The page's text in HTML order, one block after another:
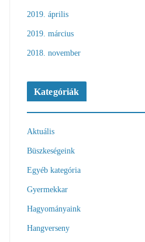
2019. április
2019. március
2018. november
Kategóriák
Aktuális
Büszkeségeink
Egyéb kategória
Gyermekkar
Hagyományaink
Hangverseny